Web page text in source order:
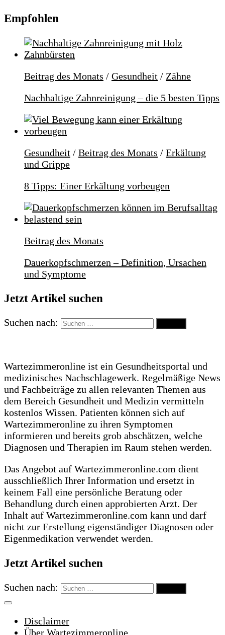
Empfohlen
Beitrag des Monats / Gesundheit / Zähne
Nachhaltige Zahnreinigung – die 5 besten Tipps
Gesundheit / Beitrag des Monats / Erkältung
und Grippe
8 Tipps: Einer Erkältung vorbeugen
Beitrag des Monats
Dauerkopfschmerzen – Definition, Ursachen
und Symptome
Jetzt Artikel suchen
Suchen nach:
Wartezimmeronline ist ein Gesundheitsportal und
medizinisches Nachschlagewerk. Regelmäßige News
und Fachbeiträge zu allen relevanten Themen aus
dem Bereich Gesundheit und Medizin vermitteln
kostenlos Wissen. Patienten können sich auf
Wartezimmeronline zu ihren Symptomen
informieren und bereits grob abschätzen, welche
Diagnosen und Therapien im Raum stehen werden.
Das Angebot auf Wartezimmeronline.com dient
ausschließlich Ihrer Information und ersetzt in
keinem Fall eine persönliche Beratung oder
Behandlung durch einen approbierten Arzt. Der
Inhalt auf Wartezimmeronline.com kann und darf
nicht zur Erstellung eigenständiger Diagnosen oder
Eigenmedikation verwendet werden.
Jetzt Artikel suchen
Suchen nach:
Disclaimer
Über Wartezimmeronline